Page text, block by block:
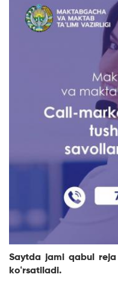
Saytda jami qabul
ko‘rsatiladi.